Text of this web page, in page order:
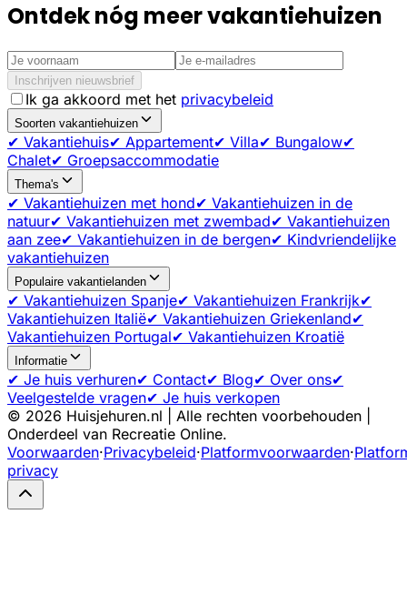
Ontdek nóg meer vakantiehuizen
Inschrijven nieuwsbrief
Ik ga akkoord met het privacybeleid
Soorten vakantiehuizen
✔ Vakantiehuis✔ Appartement✔ Villa✔ Bungalow✔
Chalet✔ Groepsaccommodatie
Thema's
✔ Vakantiehuizen met hond✔ Vakantiehuizen in de
natuur✔ Vakantiehuizen met zwembad✔ Vakantiehuizen
aan zee✔ Vakantiehuizen in de bergen✔ Kindvriendelijke
vakantiehuizen
Populaire vakantielanden
✔ Vakantiehuizen Spanje✔ Vakantiehuizen Frankrijk✔
Vakantiehuizen Italië✔ Vakantiehuizen Griekenland✔
Vakantiehuizen Portugal✔ Vakantiehuizen Kroatië
Informatie
✔ Je huis verhuren✔ Contact✔ Blog✔ Over ons✔
Veelgestelde vragen✔ Je huis verkopen
© 2026 Huisjehuren.nl | Alle rechten voorbehouden |
Onderdeel van Recreatie Online.
Voorwaarden·Privacybeleid·Platformvoorwaarden·
privacy